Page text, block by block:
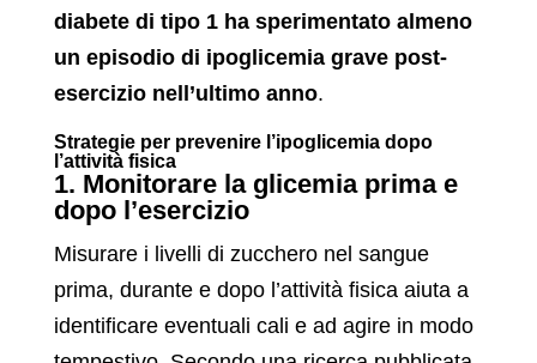
diabete di tipo 1 ha sperimentato almeno
un episodio di ipoglicemia grave post-
esercizio nell’ultimo anno.
Strategie per prevenire l’ipoglicemia dopo
l’attività fisica
1. Monitorare la glicemia prima e
dopo l’esercizio
Misurare i livelli di zucchero nel sangue
prima, durante e dopo l’attività fisica aiuta a
identificare eventuali cali e ad agire in modo